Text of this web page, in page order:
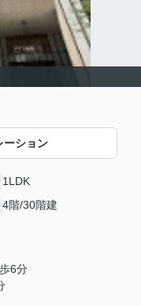
ーション
1LDK
4階/30階建
6分